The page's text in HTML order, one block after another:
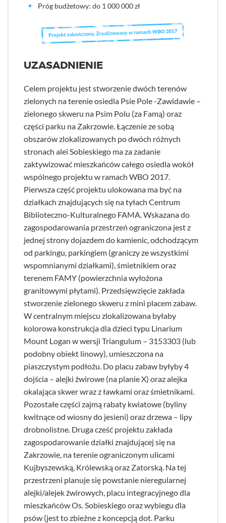
Próg budżetowy: do 1 000 000 zł
UZASADNIENIE
Celem projektu jest stworzenie dwóch terenów
zielonych na terenie osiedla Psie Pole -Zawidawie –
zielonego skweru na Psim Polu (za Famą) oraz
części parku na Zakrzowie. Łączenie ze sobą
obszarów zlokalizowanych po dwóch różnych
stronach alei Sobieskiego ma za zadanie
zaktywizować mieszkańców całego osiedla wokół
wspólnego projektu w ramach WBO 2017.
Pierwsza część projektu ulokowana ma być na
działkach znajdujących się na tyłach Centrum
Biblioteczno-Kulturalnego FAMA. Wskazana do
zagospodarowania przestrzeń ograniczona jest z
jednej strony dojazdem do kamienic, odchodzącym
od parkingu, parkingiem (graniczy ze wszystkimi
wspomnianymi działkami), śmietnikiem oraz
terenem FAMY (powierzchnia wyłożona
granitowymi płytami). Przedsięwzięcie zakłada
stworzenie zielonego skweru z mini placem zabaw.
W centralnym miejscu zlokalizowana byłaby
kolorowa konstrukcja dla dzieci typu Linarium
Mount Logan w wersji Triangulum – 3153303 (lub
podobny obiekt linowy), umieszczona na
piaszczystym podłożu. Do placu zabaw byłyby 4
dojścia – alejki żwirowe (na planie X) oraz alejka
okalająca skwer wraz z ławkami oraz śmietnikami.
Pozostałe części zajmą rabaty kwiatowe (byliny
kwitnące od wiosny do jesieni) oraz drzewa – lipy
drobnolistne. Druga cześć projektu zakłada
zagospodarowanie działki znajdującej się na
Zakrzowie, na terenie ograniczonym ulicami
Kujbyszewską, Królewską oraz Zatorską. Na tej
przestrzeni planuje się powstanie nieregularnej
alejki/alejek żwirowych, placu integracyjnego dla
mieszkańców Os. Sobieskiego oraz wybiegu dla
psów (jest to zbieżne z koncepcją dot. Parku